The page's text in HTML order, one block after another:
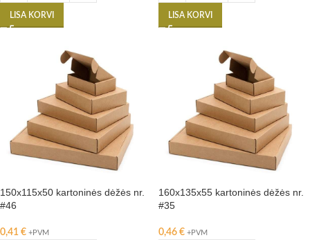
LISA KORVI LISA KORVI
150x115x50 kartoninės dėžės nr.
#46
0,41 € +PVM
160x135x55 kartoninės dėžės nr.
#35
0,46 € +PVM